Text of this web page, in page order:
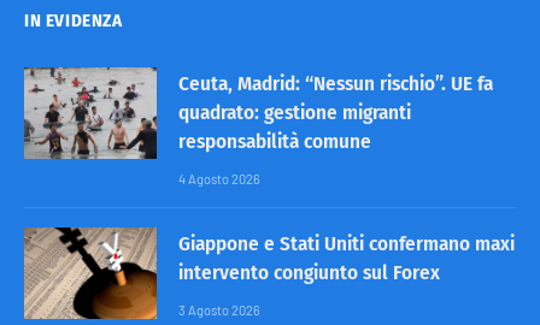
IN EVIDENZA
Ceuta, Madrid: “Nessun rischio”. UE fa
quadrato: gestione migranti
responsabilità comune
4 Agosto 2026
Giappone e Stati Uniti confermano maxi
intervento congiunto sul Forex
3 Agosto 2026